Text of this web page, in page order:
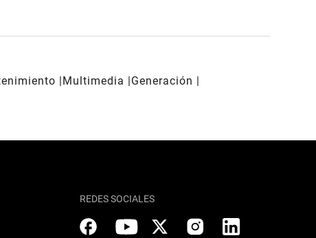
Multimedia
Generación
REDES SOCIALES